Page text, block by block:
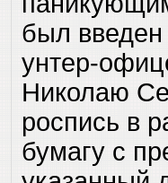
был
унтер-
Николаю
роспись в
бумагу с